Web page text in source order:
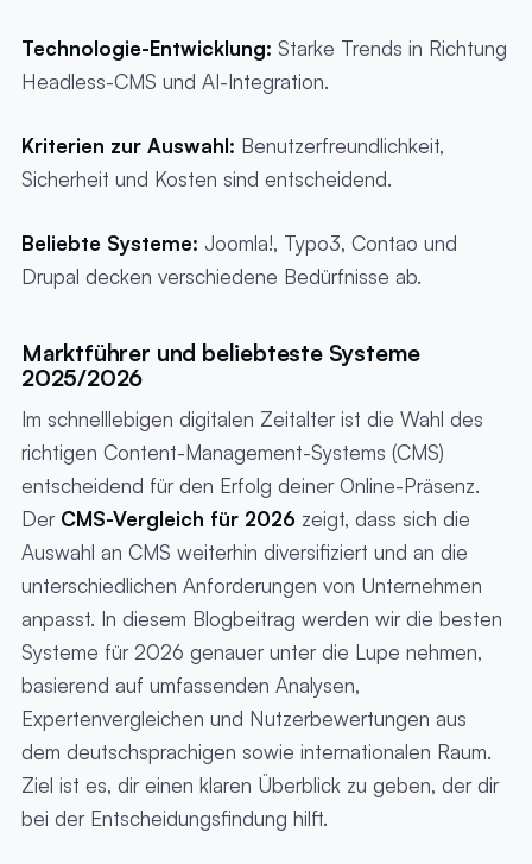
Technologie-Entwicklung: Starke Trends in Richtung
Headless-CMS und AI-Integration.
Kriterien zur Auswahl: Benutzerfreundlichkeit,
Sicherheit und Kosten sind entscheidend.
Beliebte Systeme: Joomla!, Typo3, Contao und
Drupal decken verschiedene Bedürfnisse ab.
Marktführer und beliebteste Systeme
2025/2026
Im schnelllebigen digitalen Zeitalter ist die Wahl des
richtigen Content-Management-Systems (CMS)
entscheidend für den Erfolg deiner Online-Präsenz.
Der CMS-Vergleich für 2026 zeigt, dass sich die
Auswahl an CMS weiterhin diversifiziert und an die
unterschiedlichen Anforderungen von Unternehmen
anpasst. In diesem Blogbeitrag werden wir die besten
Systeme für 2026 genauer unter die Lupe nehmen,
basierend auf umfassenden Analysen,
Expertenvergleichen und Nutzerbewertungen aus
dem deutschsprachigen sowie internationalen Raum.
Ziel ist es, dir einen klaren Überblick zu geben, der dir
bei der Entscheidungsfindung hilft.